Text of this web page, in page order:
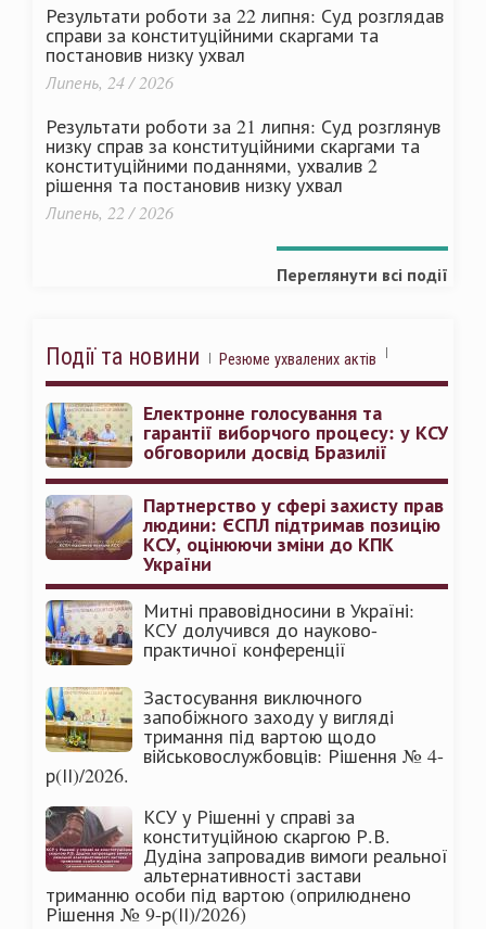
Результати роботи за 22 липня: Суд розглядав
справи за конституційними скаргами та
постановив низку ухвал
Липень, 24 / 2026
Результати роботи за 21 липня: Суд розглянув
низку справ за конституційними скаргами та
конституційними поданнями, ухвалив 2
рішення та постановив низку ухвал
Липень, 22 / 2026
Переглянути всі події
Події та новини Резюме ухвалених актів
Електронне голосування та
гарантії виборчого процесу: у КСУ
обговорили досвід Бразилії
Партнерство у сфері захисту прав
людини: ЄСПЛ підтримав позицію
КСУ, оцінюючи зміни до КПК
України
Митні правовідносини в Україні:
КСУ долучився до науково-
практичної конференції
Застосування виключного
запобіжного заходу у вигляді
тримання під вартою щодо
військовослужбовців: Рішення № 4-
р(ІІ)/2026.
КСУ у Рішенні у справі за
конституційною скаргою Р.В.
Дудіна запровадив вимоги реальної
альтернативності застави
триманню особи під вартою (оприлюднено
Рішення № 9-р(ІІ)/2026)